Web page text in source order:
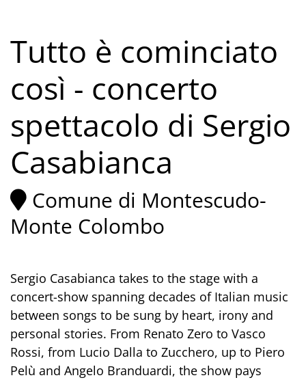
Tutto è cominciato
così - concerto
spettacolo di Sergio
Casabianca
Comune di Montescudo-
Monte Colombo
Sergio Casabianca takes to the stage with a
concert-show spanning decades of Italian music
between songs to be sung by heart, irony and
personal stories. From Renato Zero to Vasco
Rossi, from Lucio Dalla to Zucchero, up to Piero
Pelù and Angelo Branduardi, the show pays